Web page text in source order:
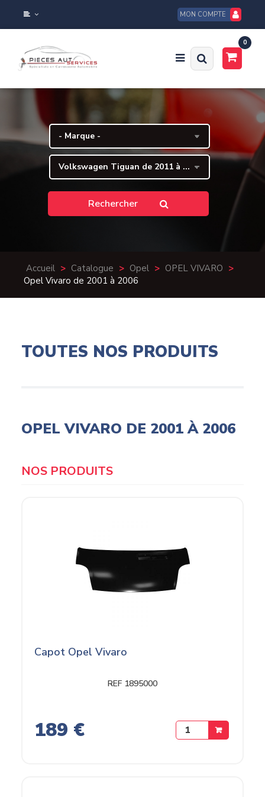
MON COMPTE
0
Accueil > Catalogue > Opel > OPEL VIVARO >
Opel Vivaro de 2001 à 2006
TOUTES NOS PRODUITS
OPEL VIVARO DE 2001 À 2006
Capot Opel Vivaro
REF 1895000
189 €